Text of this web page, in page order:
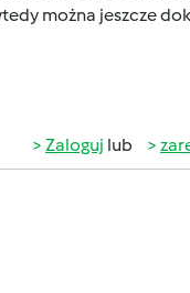
można jeszcze
Zaloguj lub